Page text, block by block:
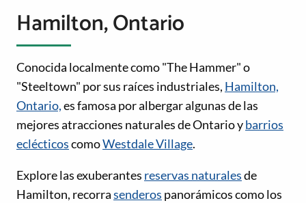
Hamilton, Ontario
Conocida localmente como "The Hammer" o
"Steeltown" por sus raíces industriales, Hamilton,
Ontario,es famosa por albergar algunas de las
mejores atracciones naturales de Ontario ybarrios
eclécticoscomoWestdale Village.
Explore las exuberantes reservas naturalesde
Hamilton, recorrasenderos panorámicos como los